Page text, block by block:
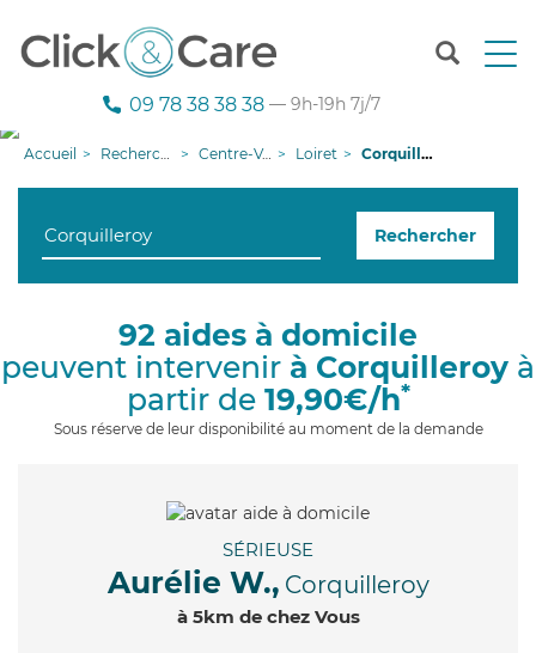
T
n
g
i
o
09 78 38 38 38 — 9h-19h 7j/7
Accueil Recherche aide à domicile Centre-Val de Loire Loiret Corquilleroy
Rechercher
92 aides à domicile
peuvent intervenir à Corquilleroy à
partir de 19,90€/h*
Sous réserve de leur disponibilité au moment de la demande
SÉRIEUSE
Aurélie W., Corquilleroy
à 5km de chez Vous